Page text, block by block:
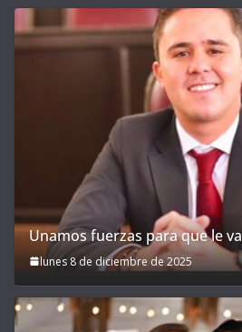
Unamos fuerzas para que le
lunes 8 de diciembre de 2025